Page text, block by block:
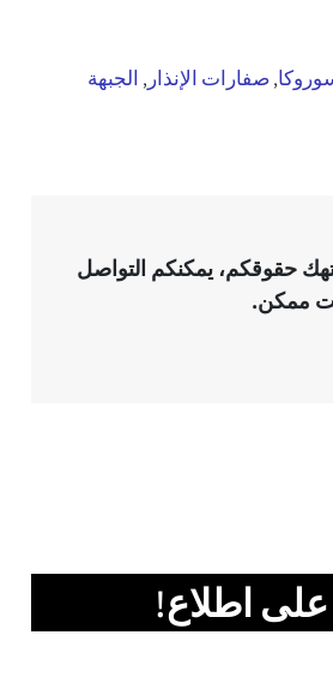
,صفارات الإنذار , الجبهة
حقوقكم، يمكنكم التواصل
على اطلاع!